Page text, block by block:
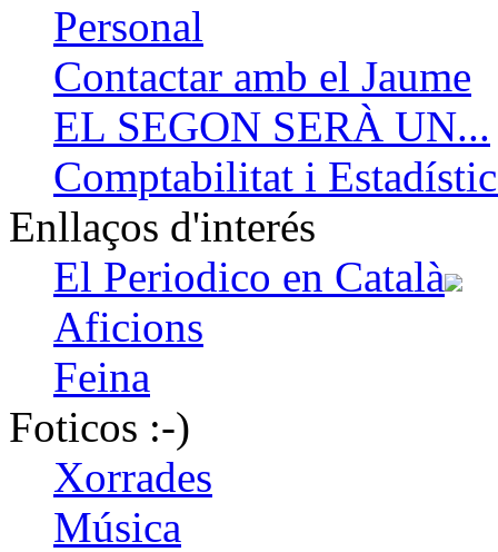
Personal
Contactar amb el Jaume
EL SEGON SERÀ UN...
Comptabilitat i
Enllaços d'interés
El Periodico en Català
Aficions
Feina
Foticos :-)
Xorrades
Música